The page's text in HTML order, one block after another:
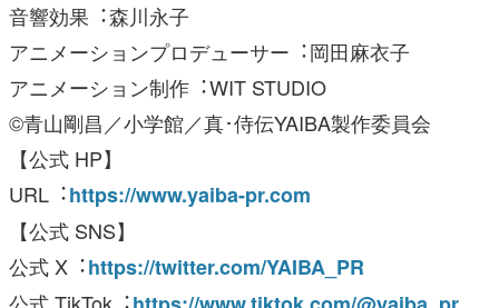
⾳響効果︓森川永⼦
アニメーションプロデューサー︓岡⽥⿇⾐⼦
アニメーション制作︓WIT STUDIO
©⻘⼭剛昌／⼩学館／真･侍伝YAIBA製作委員会
【公式 HP】
URL︓https://www.yaiba-pr.com
【公式 SNS】
公式 X︓https://twitter.com/YAIBA_PR